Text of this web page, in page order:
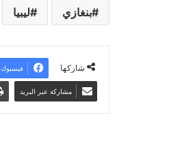
بنغازي ليبيا
شاركها فيسبوك
مشاركة عبر البريد